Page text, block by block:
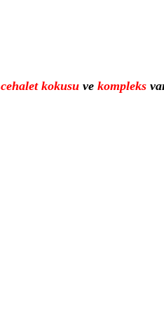
cehalet kokusuve kompleks